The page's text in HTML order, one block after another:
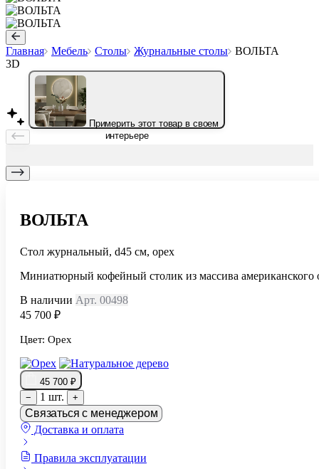
Главная Мебель Столы Журнальные столы ВОЛЬТА
3D
Примерить этот товар в своем
интерьере
ВОЛЬТА
Стол журнальный, d45 см, орех
Миниатюрный кофейный столик из массива американского
В наличии Арт. 00498
45 700 ₽
Цвет: Орех
45 700 ₽
−
1 шт. +
Связаться с менеджером
Доставка и оплата
Правила эксплуатации